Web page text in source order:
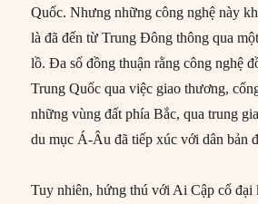
Quốc. Nhưng những công nghệ này
là đã đến từ Trung Đông thông qua
lồ. Đa số đồng thuận rằng công nghệ
Trung Quốc qua việc giao thương,
những vùng đất phía Bắc, qua trung
du mục Á-Âu đã tiếp xúc với dân bản
Tuy nhiên, hứng thú với Ai Cập cổ đại